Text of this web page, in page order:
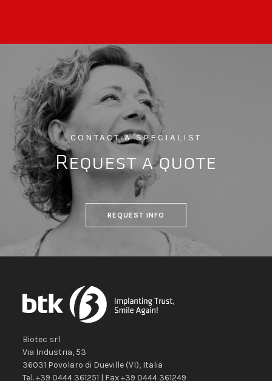
CONTACT A SPECIALIST
Request a quote
REQUEST INFO
Biotec srl
Via Industria, 53
36031 Povolaro di Dueville (VI), Italia
Tel.+39 0444 361251 | Fax+39 0444 361249